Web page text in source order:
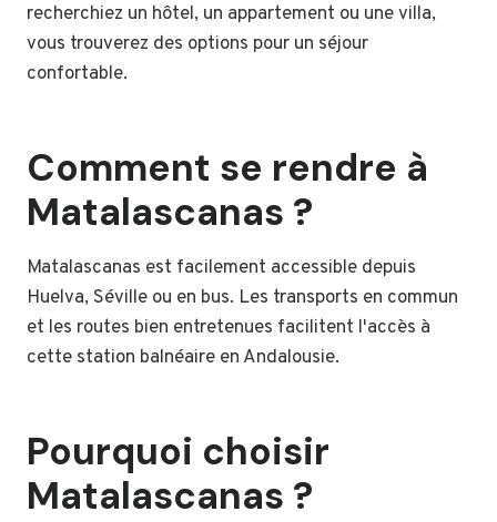
recherchiez un hôtel, un appartement ou une villa,
vous trouverez des options pour un séjour
confortable.
Comment se rendre à
Matalascanas ?
Matalascanas est facilement accessible depuis
Huelva, Séville ou en bus. Les transports en commun
et les routes bien entretenues facilitent l'accès à
cette station balnéaire en Andalousie.
Pourquoi choisir
Matalascanas ?